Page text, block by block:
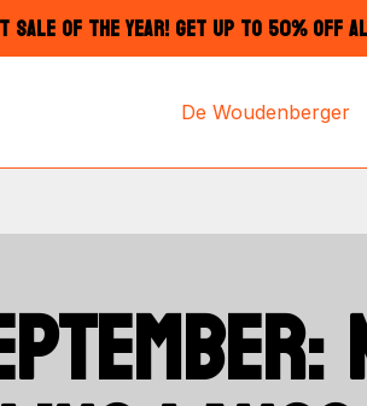
SALE OF THE YEAR! GET UP TO 50% OFF
De Woudenberger